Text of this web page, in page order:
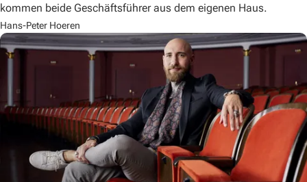
kommen beide Geschäftsführer aus dem eigenen Haus.
Hans-Peter Hoeren